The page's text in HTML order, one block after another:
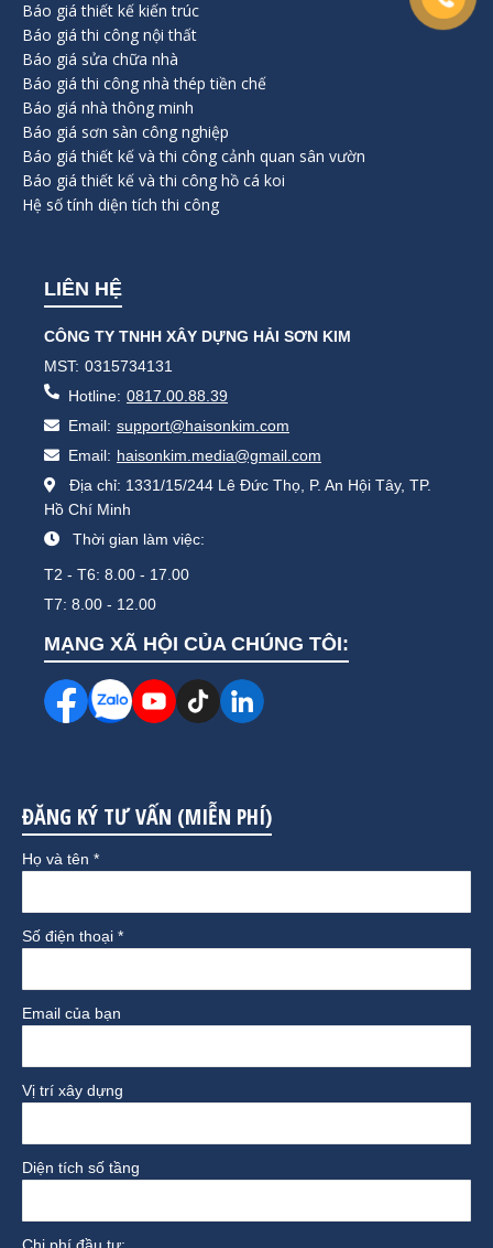
Báo giá thiết kế kiến trúc
Báo giá thi công nội thất
Báo giá sửa chữa nhà
Báo giá thi công nhà thép tiền chế
Báo giá nhà thông minh
Báo giá sơn sàn công nghiệp
Báo giá thiết kế và thi công cảnh quan sân vườn
Báo giá thiết kế và thi công hồ cá koi
Hệ số tính diện tích thi công
LIÊN HỆ
CÔNG TY TNHH XÂY DỰNG HẢI SƠN KIM
MST: 0315734131
Hotline: 0817.00.88.39
Email: support@haisonkim.com
Email: haisonkim.media@gmail.com
Địa chỉ: 1331/15/244 Lê Đức Thọ, P. An Hội Tây, TP.
Hồ Chí Minh
Thời gian làm việc:
T2 - T6: 8.00 - 17.00
T7: 8.00 - 12.00
MẠNG XÃ HỘI CỦA CHÚNG TÔI:
ĐĂNG KÝ TƯ VẤN (MIỄN PHÍ)
Họ và tên *
Số điện thoại *
Email của bạn
Vị trí xây dựng
Diện tích số tầng
Chi phí đầu tư: